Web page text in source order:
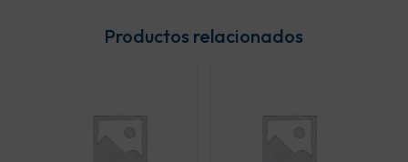
Productos relacionados